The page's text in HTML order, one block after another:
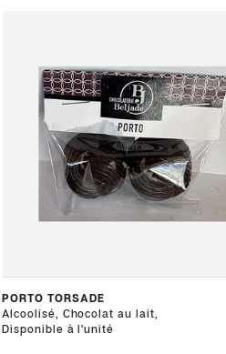
PORTO TORSADE
Alcoolisé, Chocolat au lait,
Disponible à l'unité